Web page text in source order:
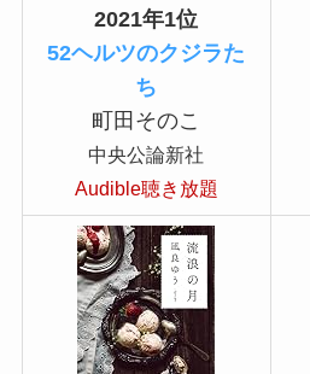
2021年1位
52ヘルツのクジラた
ち
町田そのこ
中央公論新社
Audible聴き放題